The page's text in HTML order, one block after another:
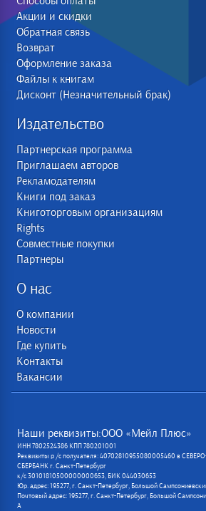
Акции и скидки
Обратная связь
Возврат
Оформление заказа
Файлы к книгам
Дисконт (Незначительный брак)
Издательство
Партнерская программа
Приглашаем авторов
Рекламодателям
Книги под заказ
Книготорговым организациям
Rights
Совместные покупки
Партнеры
О нас
О компании
Новости
Где купить
Контакты
Вакансии
Наши реквизиты:ООО «Мейл Плюс»
ИНН 7802524386 КПП 780201001
Реквизиты р /с получателя: 40702810955080005460 в
СБЕРБАНК г. Санкт-Петербург
к/с 30101810500000000653, БИК 044030653
Юр. адрес: 195277, г. Санкт-Петербург, Большой
Почтовый адрес: 195277, г. Санкт-Петербург, Большой
А